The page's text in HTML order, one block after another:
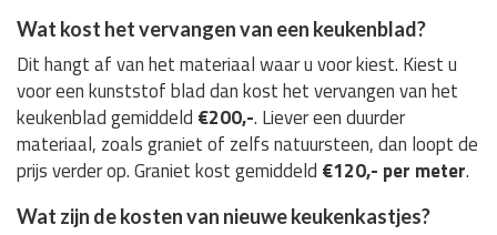
Wat kost het vervangen van een keukenblad?
Dit hangt af van het materiaal waar u voor kiest. Kiest u
voor een kunststof blad dan kost het vervangen van het
keukenblad gemiddeld €200,-. Liever een duurder
materiaal, zoals graniet of zelfs natuursteen, dan loopt de
prijs verder op. Graniet kost gemiddeld €120,- per meter.
Wat zijn de kosten van nieuwe keukenkastjes?